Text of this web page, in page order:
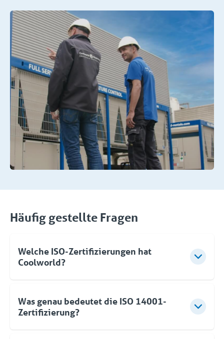
Häufig gestellte Fragen
Welche ISO-Zertifizierungen hat
Coolworld?
✔️ ISO 9001 (Qualität)
✔️ ISO 45001 (Sicherheit)
✔️ ISO 14001 (Umwelt)
Was genau bedeutet die ISO 14001-
Zertifizierung?